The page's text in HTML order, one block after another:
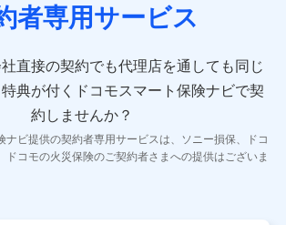
個人情報
管理クラウド並びに法人向けASPサー
お問い合わせ情報
に対応するため
関する情報提供や、皆様に有用なお知らせ
者専用サービス
直接の契約でも代理店を通しても同じ
典が付くドコモスマート保険ナビで契
約しませんか？
ナビ提供の契約者専用サービスは、ソニー損保、ドコ
ドコモの火災保険のご契約者さまへの提供はございま